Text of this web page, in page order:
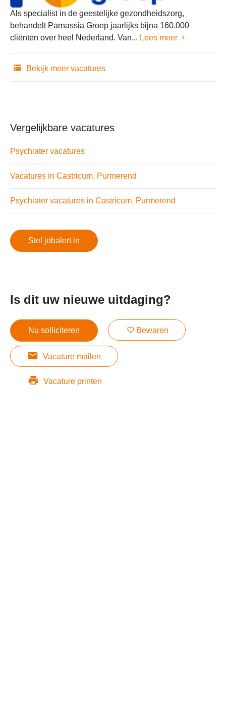
Als specialist in de geestelijke gezondheidszorg,
behandelt Parnassia Groep jaarlijks bijna 160.000
cliënten over heel Nederland. Van... Lees meer
Bekijk meer vacatures
Vergelijkbare vacatures
Psychiater vacatures
Vacatures in Castricum, Purmerend
Psychiater vacatures in Castricum, Purmerend
Stel jobalert in
Is dit uw nieuwe uitdaging?
Nu solliciteren Bewaren
Vacature mailen
Vacature printen